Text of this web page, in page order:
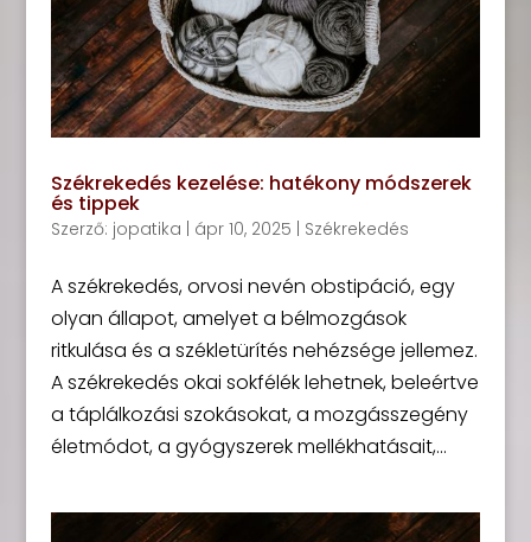
Székrekedés kezelése: hatékony módszerek
és tippek
Szerző: jopatika ápr 10, 2025 Székrekedés
A székrekedés, orvosi nevén obstipáció, egy
olyan állapot, amelyet a bélmozgások
ritkulása és a székletürítés nehézsége jellemez.
A székrekedés okai sokfélék lehetnek, beleértve
a táplálkozási szokásokat, a mozgásszegény
életmódot, a gyógyszerek mellékhatásait,...